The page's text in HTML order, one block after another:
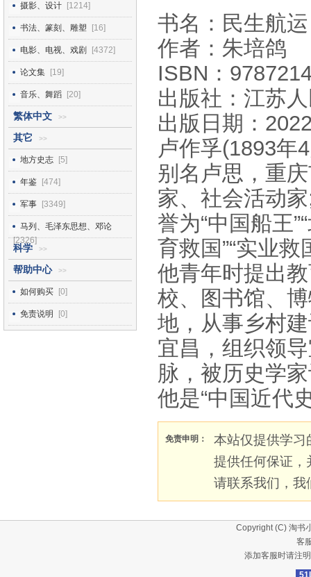
摄影、设计 [1214]
书法、篆刻、雕塑 [16]
电影、电视、戏剧 [4372]
论文集 [19]
音乐、舞蹈 [20]
繁体中文 >>
其它 >>
地方史志 [5]
年鉴 [474]
军事 [3349]
马列、毛泽东思想、邓论
[2326]
科学 >>
帮助中心 >>
如何购买 [0]
免责说明 [0]
书名：民生航
作者：朱培鸽
ISBN：
出版社：江苏
出版日期：
卢作孚(1893年
别名卢思，重
家、社会活动
誉为“中国船王
育救国”“实业
他青年时提出
校、图书馆、
地，从事乡村
宜昌，组织领
脉，被历史学
他是“中国近代
免责申明：
本站仅提供学习
提供任何保证，
请联系我们，我
Copyright (C) 淘书
客
添加客服时请注